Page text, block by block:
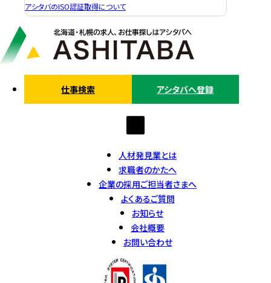
アシタバのISO認証取得について
仕事検索 アシタバへ登録
人材発見業とは
求職者のかたへ
企業の採用ご担当者さまへ
よくあるご質問
お知らせ
会社概要
お問い合わせ